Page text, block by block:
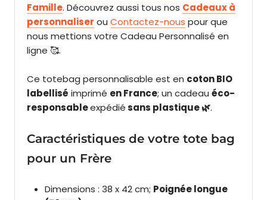
Famille. Découvrez aussi tous nos Cadeaux à
personnaliser ou Contactez-nous pour que
nous mettions votre Cadeau Personnalisé en
ligne 🥰.
Ce totebag personnalisable est en coton BIO
labellisé imprimé en France; un cadeau éco-
responsableexpédiésans plastique 🌿.
Caractéristiques de votre tote bag
pour un Frère
Dimensions : 38 x 42 cm; Poignée longue